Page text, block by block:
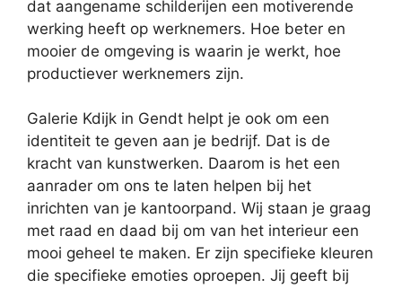
dat aangename schilderijen een motiverende
werking heeft op werknemers. Hoe beter en
mooier de omgeving is waarin je werkt, hoe
productiever werknemers zijn.
Galerie Kdijk in Gendt helpt je ook om een
identiteit te geven aan je bedrijf. Dat is de
kracht van kunstwerken. Daarom is het een
aanrader om ons te laten helpen bij het
inrichten van je kantoorpand. Wij staan je graag
met raad en daad bij om van het interieur een
mooi geheel te maken. Er zijn specifieke kleuren
die specifieke emoties oproepen. Jij geeft bij